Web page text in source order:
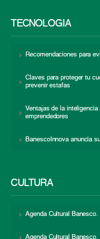
TECNOLOGÍA
Recomendaciones para
Claves para proteger tu
prevenir estafas
Ventajas de la
emprendedores
BanescoInnova anuncia
CULTURA
Agenda Cultural
Agenda Cultural